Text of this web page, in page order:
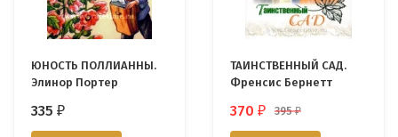
ЮНОСТЬ ПОЛЛИАННЫ.
Элинор Портер
335 ₽
ТАИНСТВЕННЫЙ САД.
Френсис Бернетт
370 ₽ 395₽